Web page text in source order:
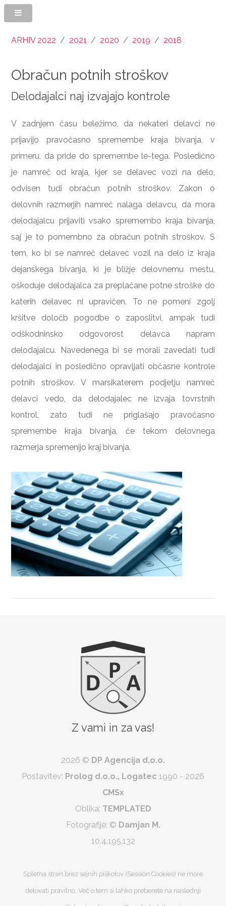
ARHIV 2022 / 2021 / 2020 / 2019 / 2018
Obračun potnih stroškov
Delodajalci naj izvajajo kontrole
V zadnjem času beležimo, da nekateri delavci ne
prijavijo pravočasno spremembe kraja bivanja, v
primeru, da pride do spremembe le-tega. Posledično
je namreč od kraja, kjer se delavec vozi na delo,
odvisen tudi obračun potnih stroškov. Zakon o
delovnih razmerjih namreč nalaga delavcu, da mora
delodajalcu prijaviti vsako spremembo kraja bivanja,
saj je to pomembno za obračun potnih stroškov. S
tem, ko bi se namreč delavec vozil na delo iz kraja
dejanskega bivanja, ki je bližje delovnemu mestu,
oškoduje delodajalca za preplačane potne stroške do
katerih delavec ni upravičen. To ne pomeni zgolj
kršitve določb pogodbe o zaposlitvi, ampak tudi
odškodninsko odgovorost delavca napram
delodajalcu. Navedenega bi se morali zavedati tudi
delodajalci in posledično opravljati občasne kontrole
potnih stroškov. V marsikaterem podjetju namreč
delavci vedo, da delodajalec ne izvaja tovrstnih
kontrol, zato tudi ne priglašajo pravočasno
spremembe kraja bivanja, če tekom delovnega
razmerja spremenijo kraj bivanja.
Z vami in za vas!
2026 © DP Agencija d.o.o.
Postavitev: Prolog d.o.o., Logatec 1990 - 2026
CMSx
Oblika: TEMPLATED
Fotografije: © Damjan M.
10.4.195.132
Spletna stran brez sejnih piškotov (Session Cookies) ne more
delovati pravilno. Več o tem si lahko preberete na naslednji